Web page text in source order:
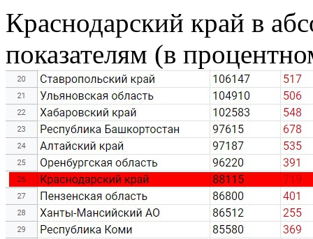
Краснодарский край в
показателям (в